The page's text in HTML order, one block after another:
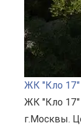
ЖК "Кло 17"
ЖК "Кло 17"
г.Москвы.